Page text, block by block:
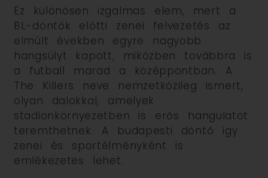
Ez különösen izgalmas elem, mert a
BL-döntők előtti zenei felvezetés az
elmúlt években egyre nagyobb
hangsúlyt kapott, miközben továbbra is
a futball marad a középpontban. A
The Killers neve nemzetközileg ismert,
olyan dalokkal, amelyek
stadionkörnyezetben is erős hangulatot
teremthetnek. A budapesti döntő így
zenei és sportélményként is
emlékezetes lehet.